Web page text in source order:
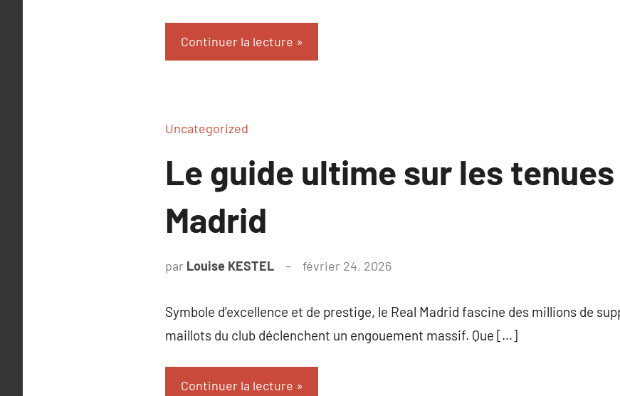
Continuer la lecture
Uncategorized
Le guide ultime sur les tenues
Madrid
par Louise KESTEL février 24, 2026
Symbole d’excellence et de prestige, le Real Madrid fascine des millions de
maillots du club déclenchent un engouement massif. Que […]
Continuer la lecture